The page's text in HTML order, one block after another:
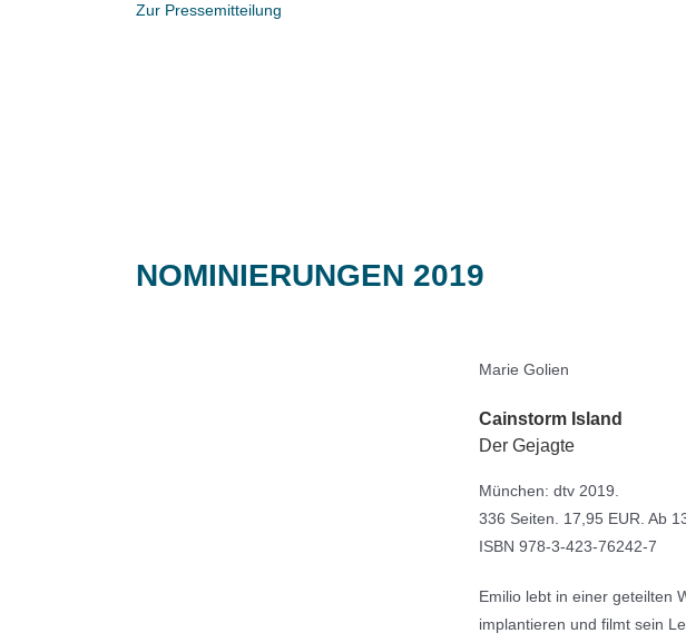
Zur Pressemitteilung
NOMINIERUNGEN 2019
Marie Golien
Cainstorm Island
Der Gejagte
München: dtv 2019.
336 Seiten. 17,95 EUR. Ab
ISBN 978-3-423-76242-7
Emilio lebt in einer geteilten
implantieren und filmt sein